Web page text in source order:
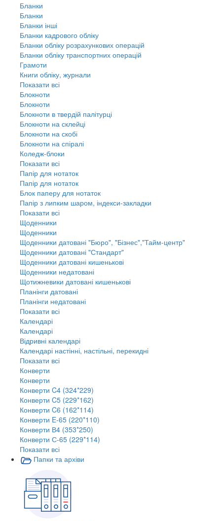
Бланки
Бланки
Бланки інші
Бланки кадрового обліку
Бланки обліку розрахункових операцій
Бланки обліку транспортних операцій
Грамоти
Книги обліку, журнали
Показати всі
Блокноти
Блокноти
Блокноти в твердій палітурці
Блокноти на склейці
Блокноти на скобі
Блокноти на спіралі
Коледж-блоки
Показати всі
Папір для нотаток
Папір для нотаток
Блок паперу для нотаток
Папір з липким шаром, індекси-закладки
Показати всі
Щоденники
Щоденники
Щоденники датовані "Бюро", "Бізнес","Тайм-центр"
Щоденники датовані "Стандарт"
Щоденники датовані кишенькові
Щоденники недатовані
Щотижневики датовані кишенькові
Планінги датовані
Планінги недатовані
Показати всі
Календарі
Календарі
Відривні календарі
Календарі настінні, настільні, перекидні
Показати всі
Конверти
Конверти
Конверти C4 (324*229)
Конверти C5 (229*162)
Конверти C6 (162*114)
Конверти E-65 (220*110)
Конверти В4 (353*250)
Конверти С-65 (229*114)
Показати всі
Папки та архіви